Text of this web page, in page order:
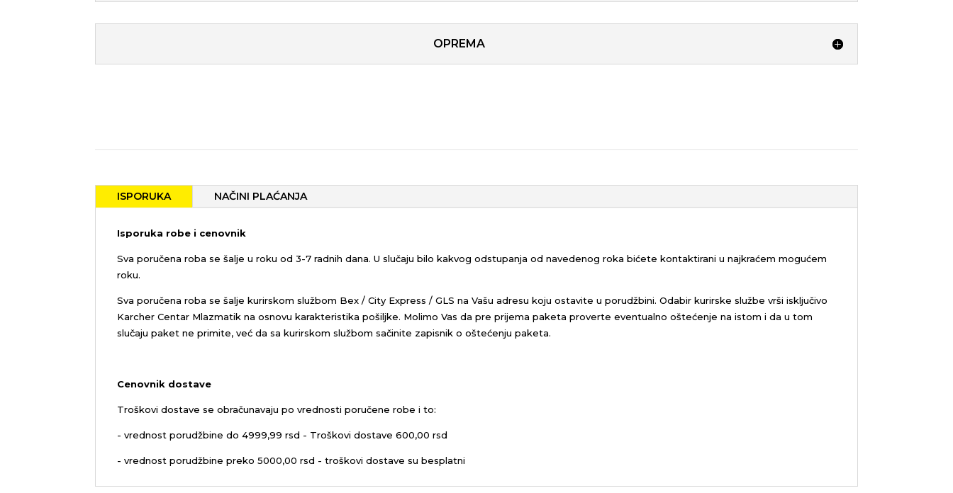
OPREMA
ISPORUKA NAČINI PLAĆANJA
Isporuka robe i cenovnik
Sva poručena roba se šalje u roku od 3-7 radnih dana. U slučaju bilo kakvog odstupanja od navedenog roka bićete kontaktirani u najkraćem mogućem
roku.
Sva poručena roba se šalje kurirskom službom Bex / City Express / GLS na Vašu adresu koju ostavite u porudžbini.Odabir kurirske službe vrši isključivo
Karcher Centar Mlazmatik na osnovu karakteristika pošiljke. Molimo Vas da pre prijema paketa proverte eventualno oštećenje na istom i da u tom
slučaju paket ne primite, već da sa kurirskom službom sačinite zapisnik o oštećenju paketa.
Cenovnik dostave
Troškovi dostave se obračunavaju po vrednosti poručene robe i to:
- vrednost porudžbine do 4999,99 rsd - Troškovi dostave 600,00 rsd
- vrednost porudžbine preko 5000,00 rsd - troškovi dostave su besplatni